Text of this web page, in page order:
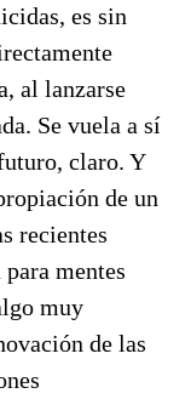
es sin
al lanzarse
Se vuela a sí
claro. Y
de un
recientes
mentes
muy
de las